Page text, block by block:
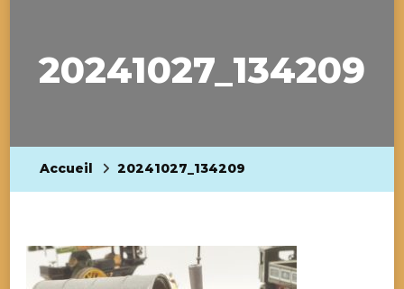
20241027_134209
Accueil 20241027_134209